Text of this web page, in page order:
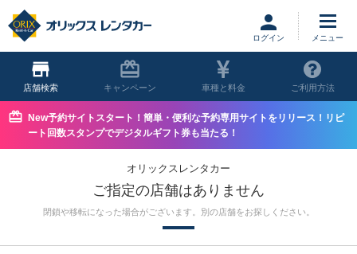
ログイン
店舗 キャンペーン 車種と料金 ご利用方法
New予約サイトスタート！簡単・便利な予約専用サイトをリリース！リピ
ート回数スタンプでデジタルギフト券も当たる！
オリックスレンタカー
ご指定の店舗はありません
閉鎖や移転になった場合がございます。別の店舗をお探しください。